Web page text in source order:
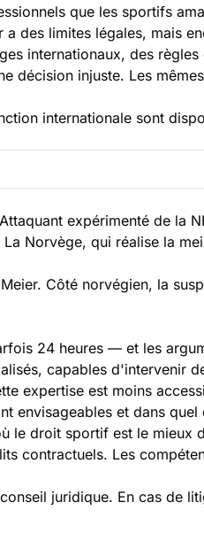
que les sportifs
des limites légales, mais
internationaux, des
décision injuste. Les
internationale sont
expérimenté de la
Norvège, qui réalise la
Côté norvégien, la
24 heures — et les
capables d'intervenir
expertise est moins
envisageables et dans quel
le droit sportif est le
contractuels. Les
juridique. En cas de